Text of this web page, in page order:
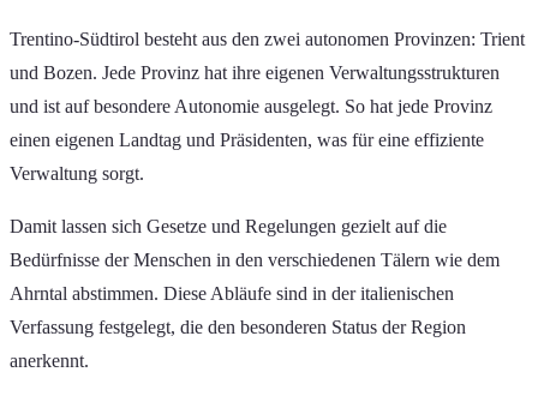
Trentino-Südtirol besteht aus den zwei autonomen Provinzen: Trient
und Bozen. Jede Provinz hat ihre eigenen Verwaltungsstrukturen
und ist auf besondere Autonomie ausgelegt. So hat jede Provinz
einen eigenen Landtag und Präsidenten, was für eine effiziente
Verwaltung sorgt.
Damit lassen sich Gesetze und Regelungen gezielt auf die
Bedürfnisse der Menschen in den verschiedenen Tälern wie dem
Ahrntal abstimmen. Diese Abläufe sind in der italienischen
Verfassung festgelegt, die den besonderen Status der Region
anerkennt.